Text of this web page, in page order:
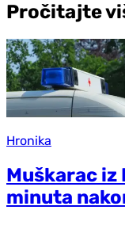
Pročitajte
Hronika
Muškarac iz
minuta